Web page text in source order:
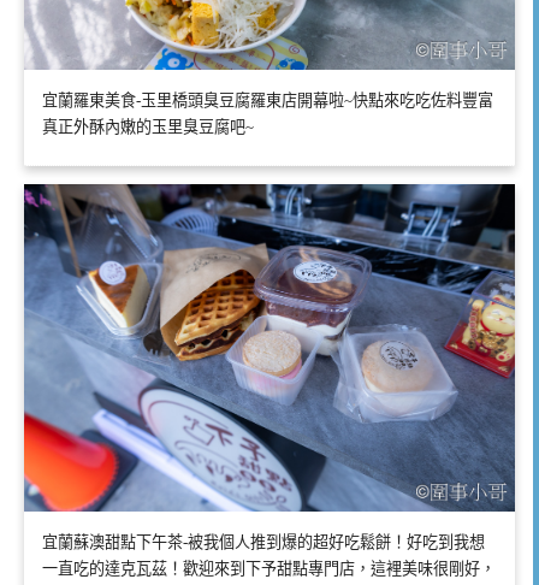
宜蘭羅東美食-玉里橋頭臭豆腐羅東店開幕啦~快點來吃吃佐料豐富
真正外酥內嫩的玉里臭豆腐吧~
宜蘭蘇澳甜點下午茶-被我個人推到爆的超好吃鬆餅！好吃到我想
一直吃的達克瓦茲！歡迎來到下予甜點專門店，這裡美味很剛好，